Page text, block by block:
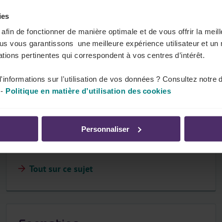
de fonctionner de manière optimale et de vous offrir la
vous garantissons une meilleure expérience utilisateur et
pertinentes qui correspondent à vos centres d’intérêt.
sur l'utilisation de vos données ? Consultez notre
- Politique en matière d’utilisation des cookies
Personnaliser
Tout employeur doit contribuer au coût des
transports publics utilisés par les travailleurs
également imposer une indemnité pour le
transport privé ou l'utilisation du vélo.
Tout sur ce sujet